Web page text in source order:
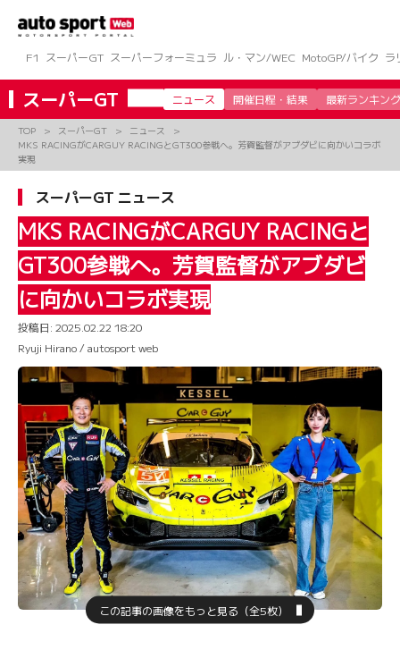
ツ
へ
ス
キ
F1 スーパーGT スーパーフォーミュラ ル・マン/WEC MotoGP/バイク ラ
スーパーGT ニュース 開催日程・結果 最新ランキング
TOP スーパーGT
ニュース
MKS RACINGがCARGUY RACINGとGT300参戦へ。芳賀監督がアブダビに向かいコラボ
実現
スーパーGT ニュース
MKS RACINGがCARGUY RACINGと
GT300参戦へ。芳賀監督がアブダビ
に向かいコラボ実現
投稿日: 2025.02.22 18:20
Ryuji Hirano / autosport web
この記事の画像をもっと見る（全5枚）